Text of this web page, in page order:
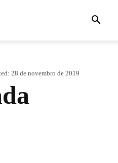
28 de novembro de 2019